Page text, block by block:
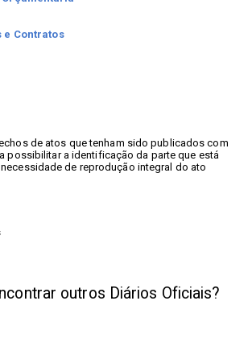
e Contratos
de atos que tenham sido publicados com
possibilitar a identificação da parte que está
de reprodução integral do ato
outros Diários Oficiais?